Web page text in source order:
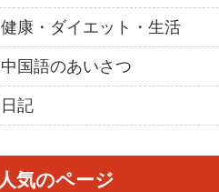
健康・ダイエット・生活
中国語のあいさつ
日記
人気のページ